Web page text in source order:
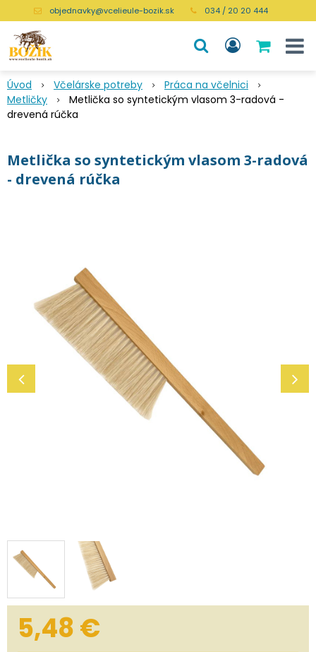
objednavky@vcelieule-bozik.sk 034 / 20 20 444
Úvod Včelárske potreby
Práca na včelnici
Metličky
Metlička so syntetickým vlasom 3-radová -
drevená rúčka
Metlička so syntetickým vlasom 3-radová
- drevená rúčka
5,48€